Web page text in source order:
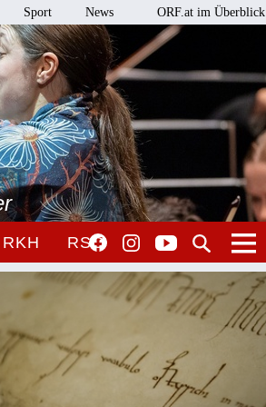
Sport News ORF.at im Überblick
RKH RSO